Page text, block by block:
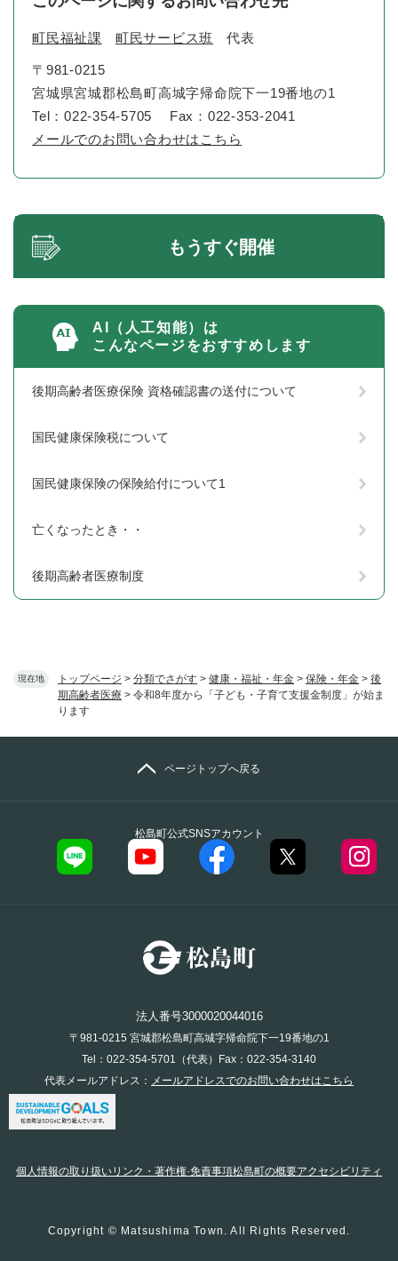
現在地 トップページ > 分類でさがす > 健康・福祉・年金 > 保険・年金 > 後
期高齢者医療 > 令和8年度から「子ども・子育て支援金制度」が始ま
ります
町民福祉課 町民サービス班 代表
〒981-0215
宮城県宮城郡松島町高城字帰命院下一19番地の1
Tel：022-354-5705
Fax：022-353-2041
メールでのお問い合わせはこちら
もうすぐ開催
AI（人工知能）は
こんなページをおすすめします
後期高齢者医療保険 資格確認書の送付について
国民健康保険税について
国民健康保険の保険給付について1
亡くなったとき・・
後期高齢者医療制度
松島町公式SNSアカウント
ページトップへ戻る
法人番号3000020044016
〒981-0215 宮城郡松島町高城字帰命院下一19番地の1
Tel：022-354-5701（代表）Fax：022-354-3140
代表メールアドレス： メールアドレスでのお問い合わせはこちら
個人情報の取り扱いリンク・著作権·免責事項松島町の概要アクセシビリティ
Copyright © Matsushima Town. All Rights Reserved.